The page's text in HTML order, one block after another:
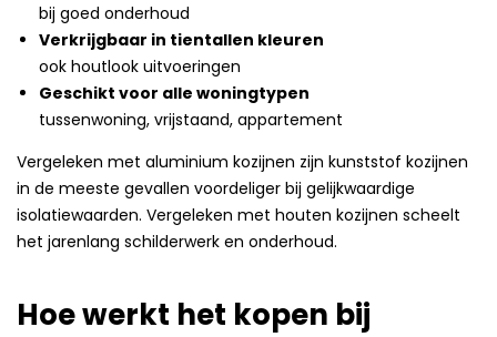
bij goed onderhoud
Verkrijgbaar in tientallen kleuren
ook houtlook uitvoeringen
Geschikt voor alle woningtypen
tussenwoning, vrijstaand, appartement
Vergeleken met aluminium kozijnen zijn kunststof kozijnen
in de meeste gevallen voordeliger bij gelijkwaardige
isolatiewaarden. Vergeleken met houten kozijnen scheelt
het jarenlang schilderwerk en onderhoud.
Hoe werkt het kopen bij